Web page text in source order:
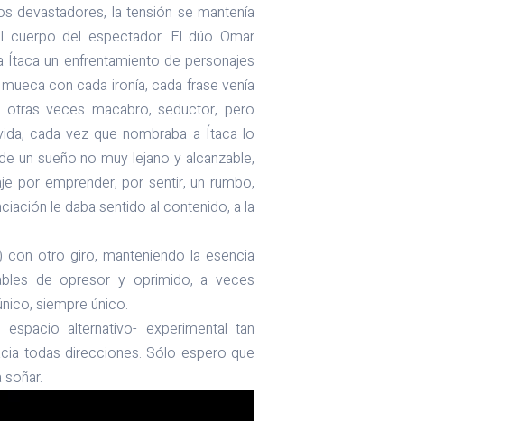
devastadores, la tensión se mantenía
cuerpo del espectador. El dúo Omar
Ítaca un enfrentamiento de personajes
con cada ironía, cada frase venía
veces macabro, seductor, pero
cada vez que nombraba a Ítaca lo
un sueño no muy lejano y alcanzable,
por emprender, por sentir, un rumbo,
le daba sentido al contenido, a la
con otro giro, manteniendo la esencia
de opresor y oprimido, a veces
siempre único.
alternativo- experimental tan
todas direcciones. Sólo espero que